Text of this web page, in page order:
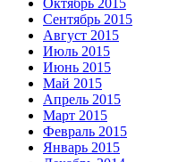
Сентябрь 2015
Август 2015
Июль 2015
Июнь 2015
Май 2015
Апрель 2015
Март 2015
Февраль 2015
Январь 2015